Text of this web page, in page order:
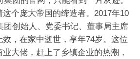
个庞大帝国的缔造者。2017年10
团创始人、党委书记、董事局主席
，在家中逝世，享年74岁。这位
大佬，赶上了乡镇企业的热潮，